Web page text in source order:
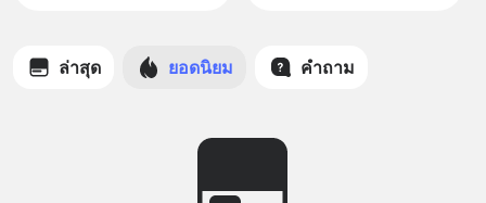
ล่าสุด ยอดนิยม คำถาม